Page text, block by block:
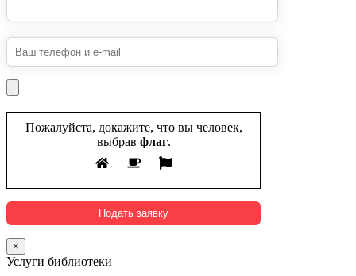
Пожалуйста, докажите, что вы человек,
выбрав флаг.
×
Услуги библиотеки